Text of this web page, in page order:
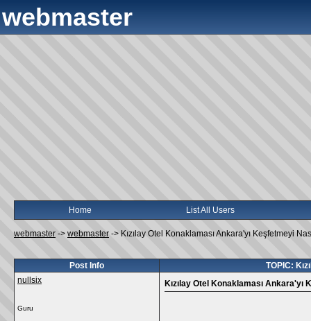
webmaster
Home List All Users
webmaster -> webmaster -> Kızılay Otel Konaklaması Ankara'yı Keşfetmeyi
Post Info
TOPIC:
nullsix
Guru
Kızılay Otel Konaklaması Ankara'yı